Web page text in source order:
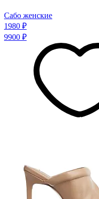
Сабо женские
1980 ₽
9900 ₽